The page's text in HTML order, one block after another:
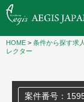
HOME > 条件から探す求
レクター
案件番号：